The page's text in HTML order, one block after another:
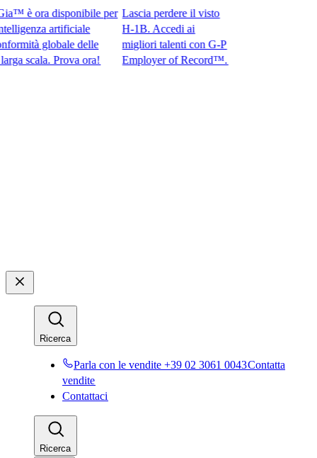
ora disponibile per
artificiale
globale delle
scala. Prova ora!​​
Lascia perdere il visto
H-1B. Accedi ai
migliori talenti con G-P
Employer of Record™.​​
Ricerca​​
Parla con le vendite +39 02 3061 0043​​Contatta
vendite​​
Contattaci​​
Ricerca​​